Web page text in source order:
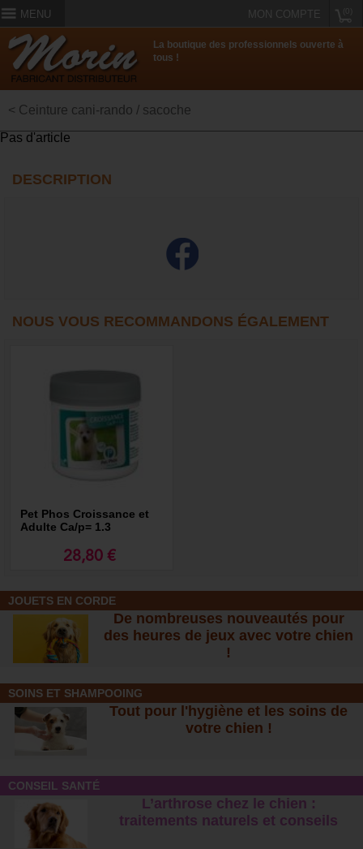
MENU MON COMPTE
La boutique des professionnels ouverte à
tous !
< Ceinture cani-rando / sacoche
Pas d'article
DESCRIPTION
NOUS VOUS RECOMMANDONS ÉGALEMENT
Pet Phos Croissance et
Adulte Ca/p= 1.3
28,80 €
JOUETS EN CORDE
De nombreuses nouveautés pour
des heures de jeux avec votre chien
!
SOINS ET SHAMPOOING
Tout pour l'hygiène et les soins de
votre chien !
CONSEIL SANTÉ
L’arthrose chez le chien :
traitements naturels et conseil s